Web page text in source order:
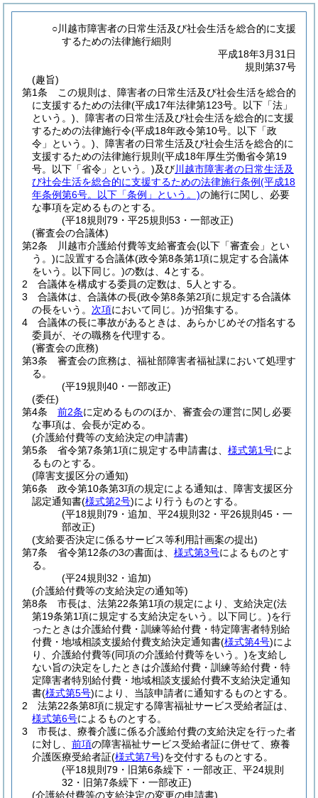
○川越市障害者の日常生活及び社会生活を総合的に支援
するための法律施行細則
平成18年3月31日
規則第37号
(趣旨)
第1条
この規則は、障害者の日常生活及び社会生活を総合的
に支援するための法律(平成17年法律第123号。以下「法」
という。) 、障害者の日常生活及び社会生活を総合的に支援
するための法律施行令(平成18年政令第10号。以下「政
令」という。) 、障害者の日常生活及び社会生活を総合的に
支援するための法律施行規則 (平成18年厚生労働省令第19
号。以下「省令」という。)及び川越市障害者の日常生活及
び社会生活を総合的に支援するための法律施行条例(平成18
年条例第6号。以下「条例」という。)の施行に関し、必要
な事項を定めるものとする。
(平18規則79・平25規則53・一部改正)
(審査会の合議体)
第2条
川越市介護給付費等支給審査会(以下「審査会」とい
う。)に設置する合議体(政令第8条第1項に規定する合議体
をいう。以下同じ。)の数は、4とする。
2
合議体を構成する委員の定数は、5人とする。
3
合議体は、合議体の長(政令第8条第2項に規定する合議体
の長をいう。 次項において同じ。)が招集する。
4
合議体の長に事故があるときは、あらかじめその指名する
委員が、その職務を代理する。
(審査会の庶務)
第3条
審査会の庶務は、福祉部障害者福祉課において処理す
る。
(平19規則40・一部改正)
(委任)
第4条
前2条に定めるもののほか、審査会の運営に関し必要
な事項は、会長が定める。
(介護給付費等の支給決定の申請書)
第5条
省令第7条第1項に規定する申請書は、 様式第1号によ
るものとする。
(障害支援区分の通知)
第6条
政令第10条第3項の規定による通知は、障害支援区分
認定通知書(様式第2号)により行うものとする。
(平18規則79・追加、平24規則32・平26規則45・一
部改正)
(支給要否決定に係るサービス等利用計画案の提出)
第7条
省令第12条の3の書面は、 様式第3号によるものとす
る。
(平24規則32・追加)
(介護給付費等の支給決定の通知等)
第8条
市長は、法第22条第1項の規定により、支給決定(法
第19条第1項に規定する支給決定をいう。以下同じ。)を行
ったときは介護給付費・訓練等給付費・特定障害者特別給
付費・地域相談支援給付費支給決定通知書(様式第4号)によ
り、介護給付費等(同項の介護給付費等をいう。)を支給し
ない旨の決定をしたときは介護給付費・訓練等給付費・特
定障害者特別給付費・地域相談支援給付費不支給決定通知
書(様式第5号)により、当該申請者に通知するものとする。
2
法第22条第8項に規定する障害福祉サービス受給者証は、
様式第6号によるものとする。
3
市長は、療養介護に係る介護給付費の支給決定を行った者
に対し、 前項の障害福祉サービス受給者証に併せて、療養
介護医療受給者証(様式第7号)を交付するものとする。
(平18規則79・旧第6条繰下・一部改正、平24規則
32・旧第7条繰下・一部改正)
(介護給付費等の支給決定の変更の申請書)